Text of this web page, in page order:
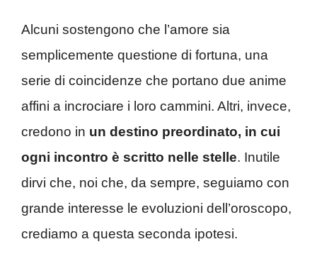
Alcuni sostengono che l’amore sia
semplicemente questione di fortuna, una
serie di coincidenze che portano due anime
affini a incrociare i loro cammini. Altri, invece,
credono in un destino preordinato, in cui
ogni incontro è scritto nelle stelle. Inutile
dirvi che, noi che, da sempre, seguiamo con
grande interesse le evoluzioni dell’oroscopo,
crediamo a questa seconda ipotesi.